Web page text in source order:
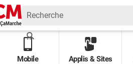
Mobile Applis & Sites